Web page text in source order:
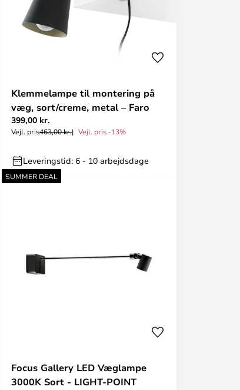
Klemmelampe til montering på
væg, sort/creme, metal – Faro
399,00 kr.
Vejl. pris463,00 kr. Vejl. pris -13%
Leveringstid: 6 - 10 arbejdsdage
SUMMER DEAL
Focus Gallery LED Væglampe
3000K Sort - LIGHT-POINT